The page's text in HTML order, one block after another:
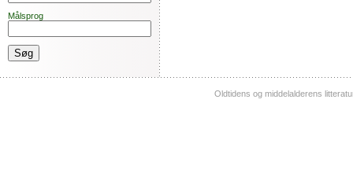
Målsprog
Oldtidens og middelalderens